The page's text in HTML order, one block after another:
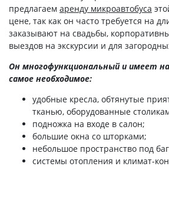
предлагаем аренду микроавтобуса
цене, так как он часто требуется на
заказывают на свадьбы,
выездов на экскурсии и для
Он многофункциональный и имеет
самое необходимое:
удобные кресла, обтянутые
тканью, оборудованные
подножка на входе в салон;
большие окна со шторками;
небольшое пространство под
системы отопления и климат-